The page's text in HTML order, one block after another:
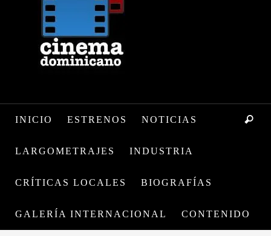
INICIO ESTRENOS NOTICIAS
LARGOMETRAJES INDUSTRIA
CRÍTICAS LOCALES BIOGRAFÍAS
GALERÍA INTERNACIONAL CONTENIDO